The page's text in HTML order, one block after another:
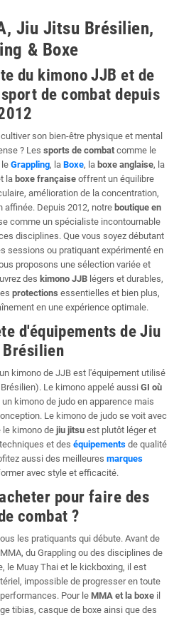
Jiu Jitsu Brésilien,
& Boxe
du kimono JJB et de
de combat depuis
son bien-être physique et mental
? Les sports de combatcomme le
Grappling, la Boxe, la boxe anglaise, la
la boxe française offrent un équilibre
amélioration de la concentration,
Depuis 2012, notre boutique en
comme un spécialiste incontournable
disciplines. Que vous soyez débutant
sessions ou pratiquant expérimenté en
proposons une sélection variée et
des kimono JJBlégers et durables,
protections essentielles et bien plus,
en une expérience optimale.
d'équipements de Jiu
kimono de JJB est l'équipement utilisé
Le kimono appelé aussi GI où
kimono de judo en apparence mais
Le kimono de judo se voit avec
le kimono de jiu jitsu est plutôt léger et
et des équipementsde qualité
aussi des meilleures marques
avec style et efficacité.
pour faire des
combat ?
les pratiquants qui débute. Avant de
du Grappling ou des disciplines de
le Muay Thai et le kickboxing, il est
impossible de progresser en toute
Pour le MMA et la boxe il
tibias, casque de boxe ainsi que des